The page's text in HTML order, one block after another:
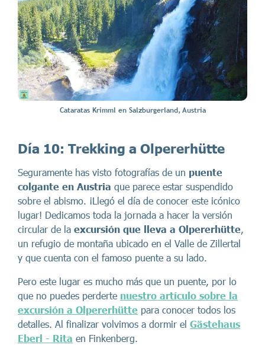
Cataratas Krimml en Salzburgerland, Austria
Día 10: Trekking a Olpererhütte
Seguramente has visto fotografías de un puente
colgante en Austria que parece estar suspendido
sobre el abismo. ¡Llegó el día de conocer este icónico
lugar! Dedicamos toda la jornada a hacer la versión
circular de la excursión que lleva a Olpererhütte,
un refugio de montaña ubicado en el Valle de Zillertal
y que cuenta con el famoso puente a su lado.
Pero este lugar es mucho más que un puente, por lo
que no puedes perderte nuestro artículo sobre la
excursión a Olpererhütte para conocer todos los
detalles. Al finalizar volvimos a dormir el Gästehaus
Eberl - Rita en Finkenberg.